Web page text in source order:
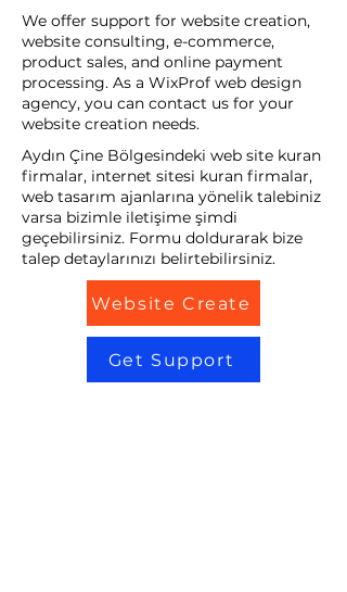
We offer support for website creation,
website consulting, e-commerce,
product sales, and online payment
processing. As a WixProf web design
agency, you can contact us for your
website creation needs.
Aydın Çine Bölgesindeki web site kuran
firmalar, internet sitesi kuran firmalar,
web tasarım ajanlarına yönelik talebiniz
varsa bizimle iletişime şimdi
geçebilirsiniz. Formu doldurarak bize
talep detaylarınızı belirtebilirsiniz.
Website Create
Get Support